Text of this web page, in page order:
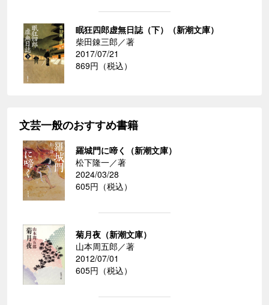
眠狂四郎虚無日誌（下）（新潮文庫）
柴田錬三郎／著
2017/07/21
869円（税込）
文芸一般のおすすめ書籍
羅城門に啼く（新潮文庫）
松下隆一／著
2024/03/28
605円（税込）
菊月夜（新潮文庫）
山本周五郎／著
2012/07/01
605円（税込）